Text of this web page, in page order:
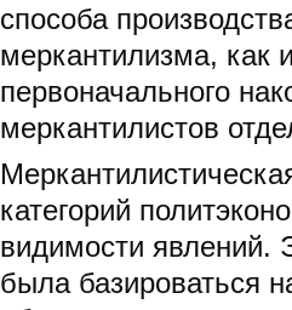
способа
меркантилизма, как
первоначального
меркантилистов
категорий
видимости явлений.
была базироваться